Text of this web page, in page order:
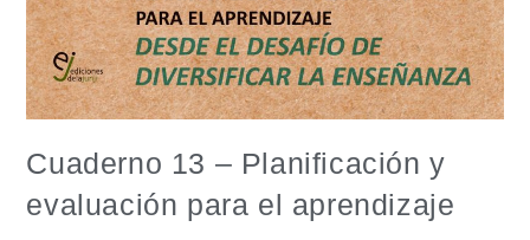
Cuaderno 13 – Planificación y
evaluación para el aprendizaje